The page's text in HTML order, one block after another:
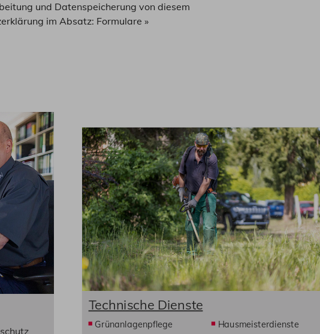
und Datenspeicherung von diesem
im Absatz: Formulare »
Technische Dienste
Grünanlagenpflege Hausmeisterdienste